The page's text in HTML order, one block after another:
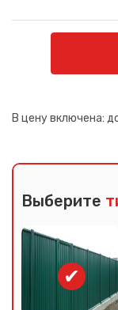
В цену включена:
Выберите